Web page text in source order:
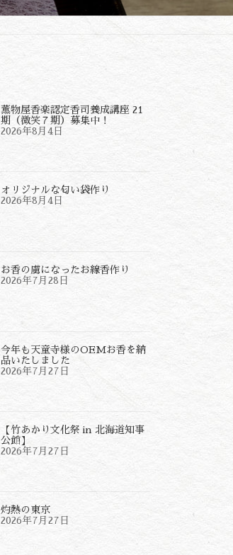
薫物屋香楽認定香司養成講座 21
期（微笑７期）募集中！
2026年8月4日
オリジナルな匂い袋作り
2026年8月4日
お香の虜になったお線香作り
2026年7月28日
今年も天童寺様のOEMお香を納
品いたしました
2026年7月27日
【竹あかり文化祭 in 北海道知事
公館】
2026年7月27日
灼熱の東京
2026年7月27日